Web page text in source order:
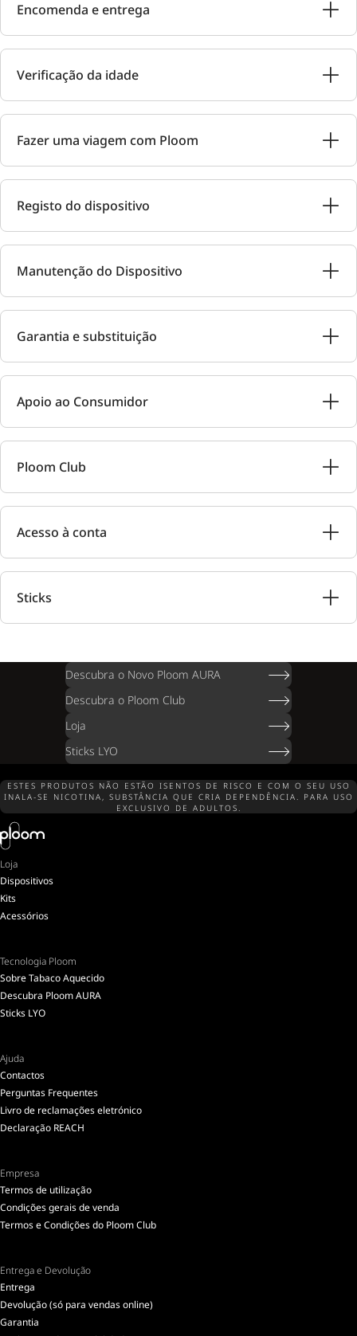
Encomenda e entrega
Verificação da idade
Fazer uma viagem com Ploom
Registo do dispositivo
Manutenção do Dispositivo
Garantia e substituição
Apoio ao Consumidor
Ploom Club
Acesso à conta
Sticks
Descubra o Novo Ploom AURA
Descubra o Ploom Club
Loja
Sticks LYO
ESTES PRODUTOS NÃO ESTÃO ISENTOS DE RISCO E COM O SEU USO
INALA-SE NICOTINA, SUBSTÂNCIA QUE CRIA DEPENDÊNCIA. PARA USO
EXCLUSIVO DE ADULTOS.
Loja
Dispositivos
Kits
Acessórios
Tecnologia Ploom
Sobre Tabaco Aquecido
Descubra Ploom AURA
Sticks LYO
Ajuda
Contactos
Perguntas Frequentes
Livro de reclamações eletrónico
Declaração REACH
Empresa
Termos de utilização
Condições gerais de venda
Termos e Condições do Ploom Club
Entrega e Devolução
Entrega
Devolução (só para vendas online)
Garantia